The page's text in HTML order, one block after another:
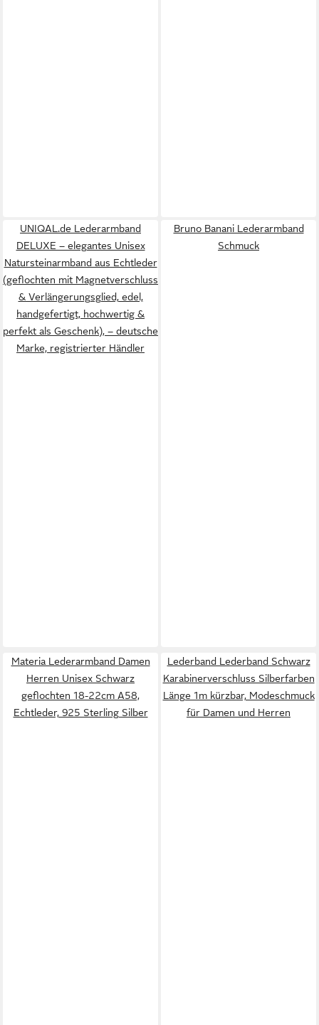
UNIQAL.de Lederarmband
DELUXE – elegantes Unisex
Natursteinarmband aus Echtleder
(geflochten mit Magnetverschluss
& Verlängerungsglied, edel,
handgefertigt, hochwertig &
perfekt als Geschenk), – deutsche
Marke, registrierter Händler
Bruno Banani Lederarmband
Schmuck
Materia Lederarmband Damen
Herren Unisex Schwarz
geflochten 18-22cm A58,
Echtleder, 925 Sterling Silber
Lederband Lederband Schwarz
Karabinerverschluss Silberfarben
Länge 1m kürzbar, Modeschmuck
für Damen und Herren